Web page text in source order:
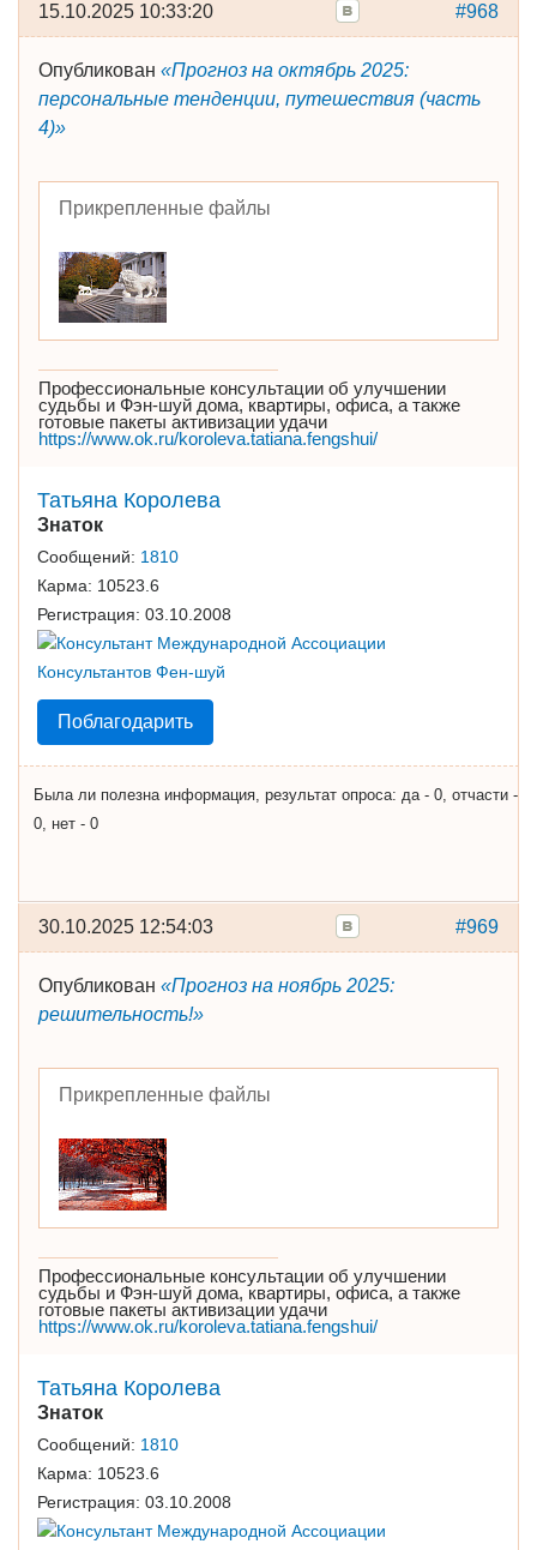
#968
15.10.2025 10:33:20
Опубликован «Прогноз на октябрь 2025:
персональные тенденции, путешествия (часть
4)»
Прикрепленные файлы
Профессиональные консультации об улучшении
судьбы и Фэн-шуй дома, квартиры, офиса, а также
готовые пакеты активизации удачи
https://www.ok.ru/koroleva.tatiana.fengshui/
Татьяна Королева
Знаток
Сообщений: 1810
Карма: 10523.6
Регистрация: 03.10.2008
Поблагодарить
Была ли полезна информация, результат опроса: да - 0, отчасти -
0, нет - 0
#969
30.10.2025 12:54:03
Опубликован «Прогноз на ноябрь 2025:
решительность!»
Прикрепленные файлы
Профессиональные консультации об улучшении
судьбы и Фэн-шуй дома, квартиры, офиса, а также
готовые пакеты активизации удачи
https://www.ok.ru/koroleva.tatiana.fengshui/
Татьяна Королева
Знаток
Сообщений: 1810
Карма: 10523.6
Регистрация: 03.10.2008